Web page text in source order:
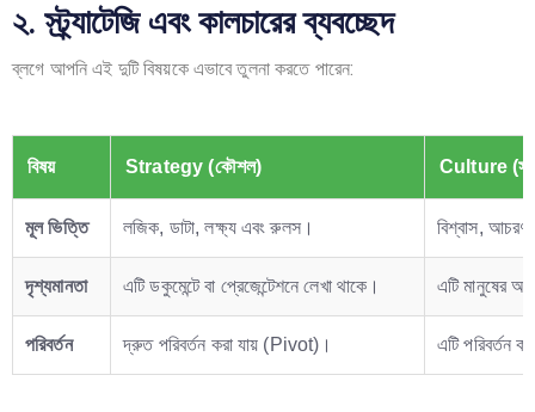
২. স্ট্র্যাটেজি এবং কালচারের ব্যবচ্ছেদ
ব্লগে আপনি এই দুটি বিষয়কে এভাবে তুলনা করতে পারেন:
বিষয় Strategy (কৌশল) Culture
মূল ভিত্তি লজিক, ডাটা, লক্ষ্য এবং রুলস। বিশ্বাস,
দৃশ্যমানতা এটি ডকুমেন্টে বা প্রেজেন্টেশনে লেখা থাকে। এটি মানুষের
পরিবর্তন দ্রুত পরিবর্তন করা যায় (Pivot)। এটি পরিবর্তন